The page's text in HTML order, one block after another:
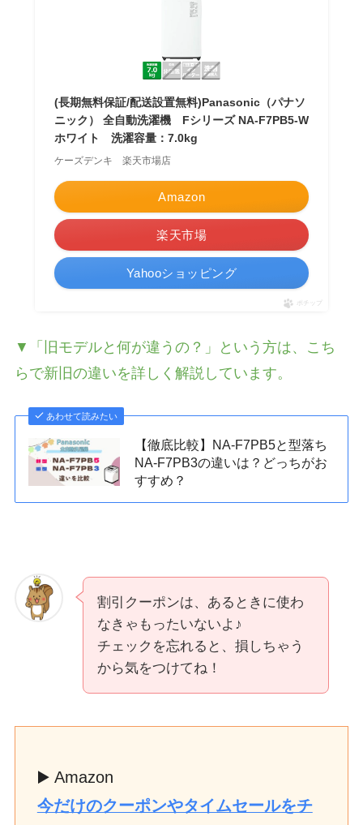
(長期無料保証/配送設置無料)Panasonic（パナソ
ニック） 全自動洗濯機 Fシリーズ NA-F7PB5-W
ホワイト 洗濯容量：7.0kg
ケーズデンキ 楽天市場店
Amazon
楽天市場
Yahooショッピング
ポチップ
▼「旧モデルと何が違うの？」という方は、こち
らで新旧の違いを詳しく解説しています。
あわせて読みたい
【徹底比較】NA-F7PB5と型落ち
NA-F7PB3の違いは？どっちがお
すすめ？
割引クーポンは、あるときに使わ
なきゃもったいないよ♪
チェックを忘れると、損しちゃう
から気をつけてね！
▶️ Amazon
今だけのクーポンやタイムセールをチ